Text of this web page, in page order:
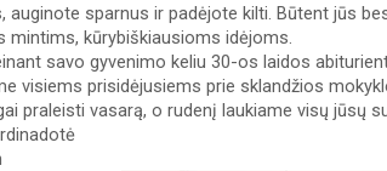
auginote sparnus ir padėjote kilti. Būtent jūs
mintims, kūrybiškiausioms idėjoms.
savo gyvenimo keliu 30-os laidos
visiems prisidėjusiems prie sklandžios
praleisti vasarą, o rudenį laukiame visų jūsų